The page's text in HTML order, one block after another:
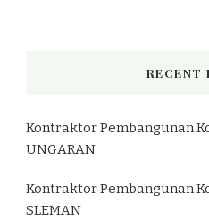
RECENT
Kontraktor Pembangunan
UNGARAN
Kontraktor Pembangunan
SLEMAN